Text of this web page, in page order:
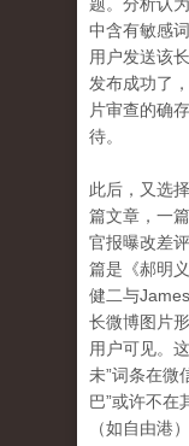
中含有敏感
用户发送该
发布成功了
片审查的确
待。
此后，又选
篇文章，一
官报曝改差
篇是《郝明
健二与
长微博图片
用户可见。
未”词条在微
巴”或许不在
（如自由港